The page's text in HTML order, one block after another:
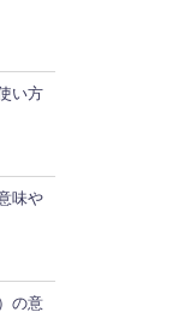
い方
味や
の意